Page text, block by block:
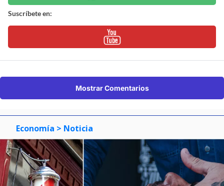
Suscríbete en:
Mostrar Comentarios
Economía > Noticia